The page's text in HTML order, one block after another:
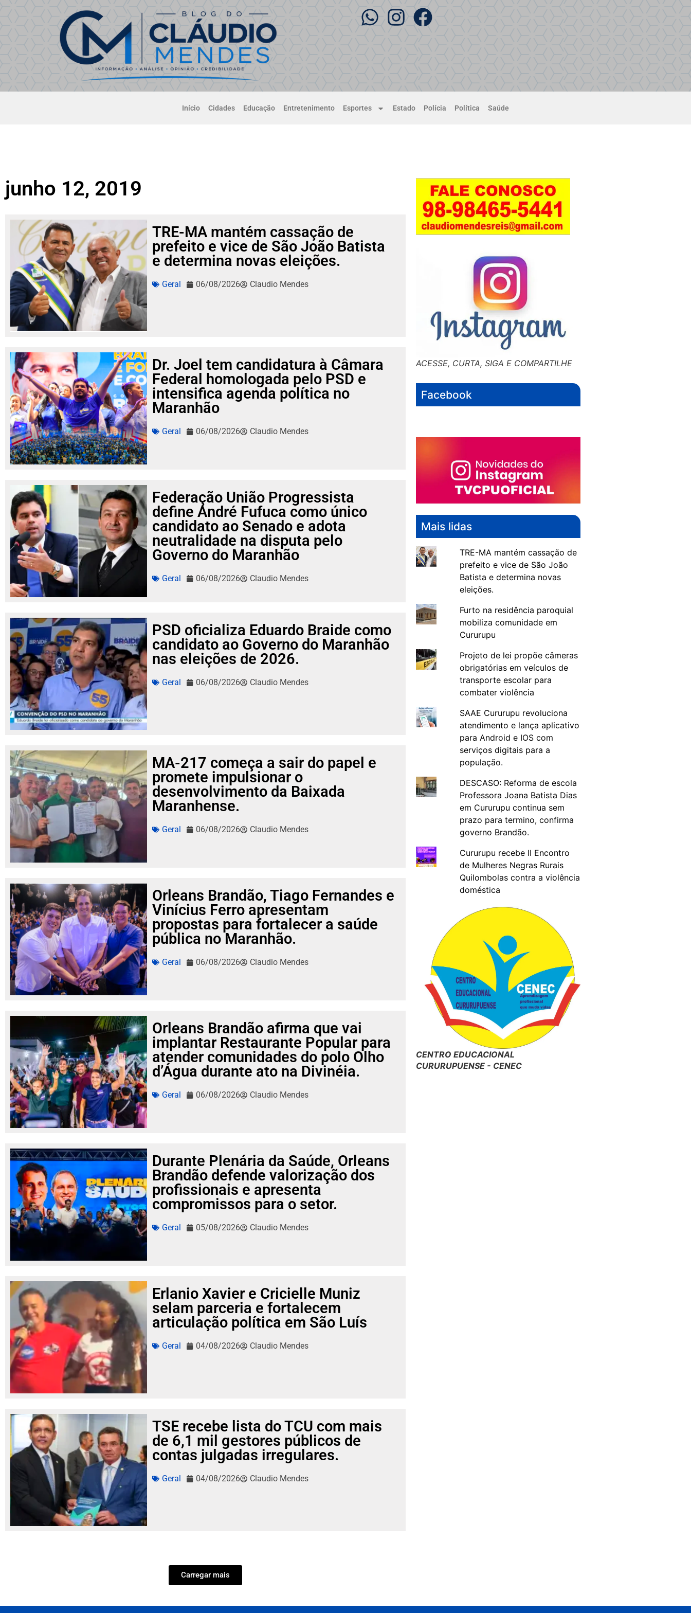
Início Cidades Educação Entretenimento Esportes Estado Polícia Política Saúde
junho 12, 2019
TRE-MA mantém cassação de
prefeito e vice de São João Batista
e determina novas eleições.
Geral 06/08/2026 Claudio Mendes
Dr. Joel tem candidatura à Câmara
Federal homologada pelo PSD e
intensifica agenda política no
Maranhão
Geral 06/08/2026 Claudio Mendes
Federação União Progressista
define André Fufuca como único
candidato ao Senado e adota
neutralidade na disputa pelo
Governo do Maranhão
Geral 06/08/2026 Claudio Mendes
PSD oficializa Eduardo Braide como
candidato ao Governo do Maranhão
nas eleições de 2026.
Geral 06/08/2026 Claudio Mendes
MA-217 começa a sair do papel e
promete impulsionar o
desenvolvimento da Baixada
Maranhense.
Geral 06/08/2026 Claudio Mendes
Orleans Brandão, Tiago Fernandes e
Vinícius Ferro apresentam
propostas para fortalecer a saúde
pública no Maranhão.
Geral 06/08/2026 Claudio Mendes
Orleans Brandão afirma que vai
implantar Restaurante Popular para
atender comunidades do polo Olho
d’Água durante ato na Divinéia.
Geral 06/08/2026 Claudio Mendes
Durante Plenária da Saúde, Orleans
Brandão defende valorização dos
profissionais e apresenta
compromissos para o setor.
Geral 05/08/2026 Claudio Mendes
Erlanio Xavier e Cricielle Muniz
selam parceria e fortalecem
articulação política em São Luís
Geral 04/08/2026 Claudio Mendes
TSE recebe lista do TCU com mais
de 6,1 mil gestores públicos de
contas julgadas irregulares.
Geral 04/08/2026 Claudio Mendes
Carregar mais
ACESSE, CURTA, SIGA E COMPARTILHE
Facebook
Mais lidas
TRE-MA mantém cassação de
prefeito e vice de São João
Batista e determina novas
eleições.
Furto na residência paroquial
mobiliza comunidade em
Cururupu
Projeto de lei propõe câmeras
obrigatórias em veículos de
transporte escolar para
combater violência
SAAE Cururupu revoluciona
atendimento e lança aplicativo
para Android e IOS com
serviços digitais para a
população.
DESCASO: Reforma de escola
Professora Joana Batista Dias
em Cururupu continua sem
prazo para termino, confirma
governo Brandão.
Cururupu recebe II Encontro
de Mulheres Negras Rurais
Quilombolas contra a violência
doméstica
CENTRO EDUCACIONAL
CURURUPUENSE - CENEC